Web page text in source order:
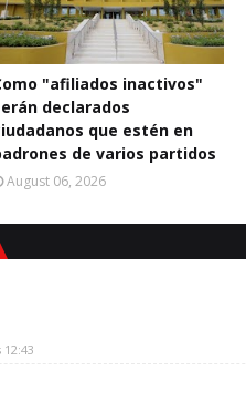
"afiliados inactivos"
declarados
que estén en
de varios partidos
August 06, 2026